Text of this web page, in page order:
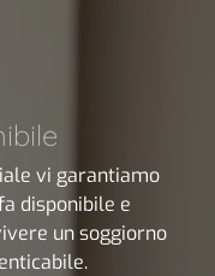
vi garantiamo
disponibile e
un soggiorno